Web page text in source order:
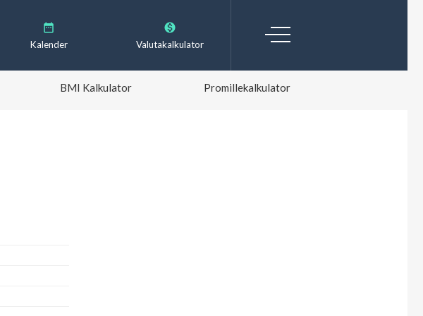
Kalender Valutakalkulator
BMI Kalkulator Promillekalkulator